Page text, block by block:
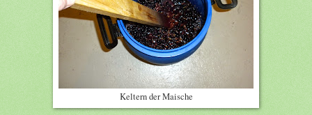
Keltern der Maische